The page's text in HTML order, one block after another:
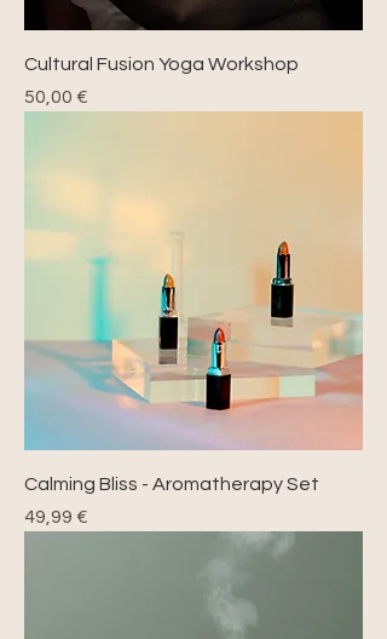
Cultural Fusion Yoga Workshop
Precio
50,00 €
Calming Bliss - Aromatherapy Set
Precio
49,99 €